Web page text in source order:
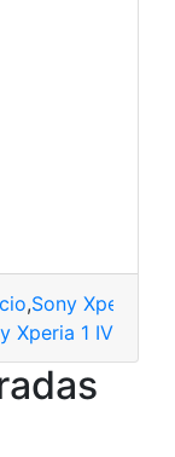
,Sony Xperia
Xperia 1 IV